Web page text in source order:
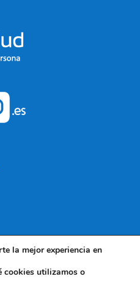
Política de Cookies
la mejor experiencia en
cookies utilizamos o